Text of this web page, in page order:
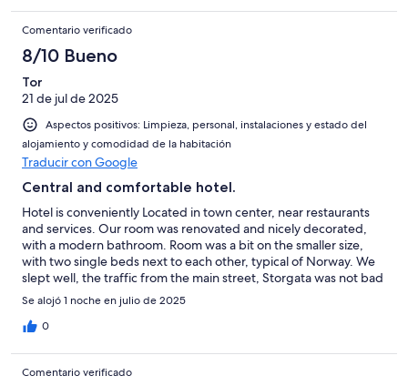
Comentario verificado
8/10 Bueno
Tor
21 de jul de 2025
Aspectos positivos: Limpieza, personal, instalaciones y estado del
alojamiento y comodidad de la habitación
Traducir con Google
Central and comfortable hotel.
Hotel is conveniently Located in town center, near restaurants
and services. Our room was renovated and nicely decorated,
with a modern bathroom. Room was a bit on the smaller size,
with two single beds next to each other, typical of Norway. We
slept well, the traffic from the main street, Storgata was not bad
at all.street parking available. Breakfast was very good, and the
service is friendly.
Se alojó 1 noche en julio de 2025
0
Comentario verificado